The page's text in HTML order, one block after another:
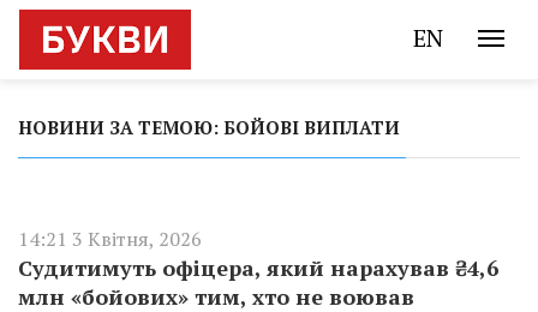
EN
НОВИНИ ЗА ТЕМОЮ: БОЙОВІ ВИПЛАТИ
14:21 3 Квітня, 2026
Судитимуть офіцера, який нарахував ₴4,6
млн «бойових» тим, хто не воював